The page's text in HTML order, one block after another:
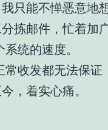
只能不惮恶意地
拣邮件，忙着加
统的速度。
收发都无法保证
，着实心痛。